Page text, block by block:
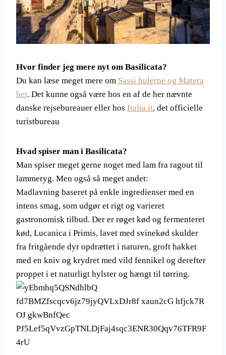
Hvor finder jeg mere nyt om Basilicata?
Du kan læse meget mere om Sassi hulerne og Matera
her. Det kunne også være hos en af de her nævnte
danske rejsebureauer eller hos Italia.it, det officielle
turistbureau
Hvad spiser man i Basilicata?
Man spiser meget gerne noget med lam fra ragout til
lammeryg. Men også så meget andet:
Madlavning baseret på enkle ingredienser med en
intens smag, som udgør et rigt og varieret
gastronomisk tilbud. Der er røget kød og fermenteret
kød, Lucanica i Primis, lavet med svinekød skulder
fra fritgående dyr opdrættet i naturen, groft hakket
med en kniv og krydret med vild fennikel og derefter
proppet i et naturligt hylster og hængt til tørring.